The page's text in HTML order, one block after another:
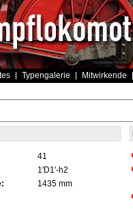
Typengalerie Mitwirkende
41
1'D1'-h2
1435 mm